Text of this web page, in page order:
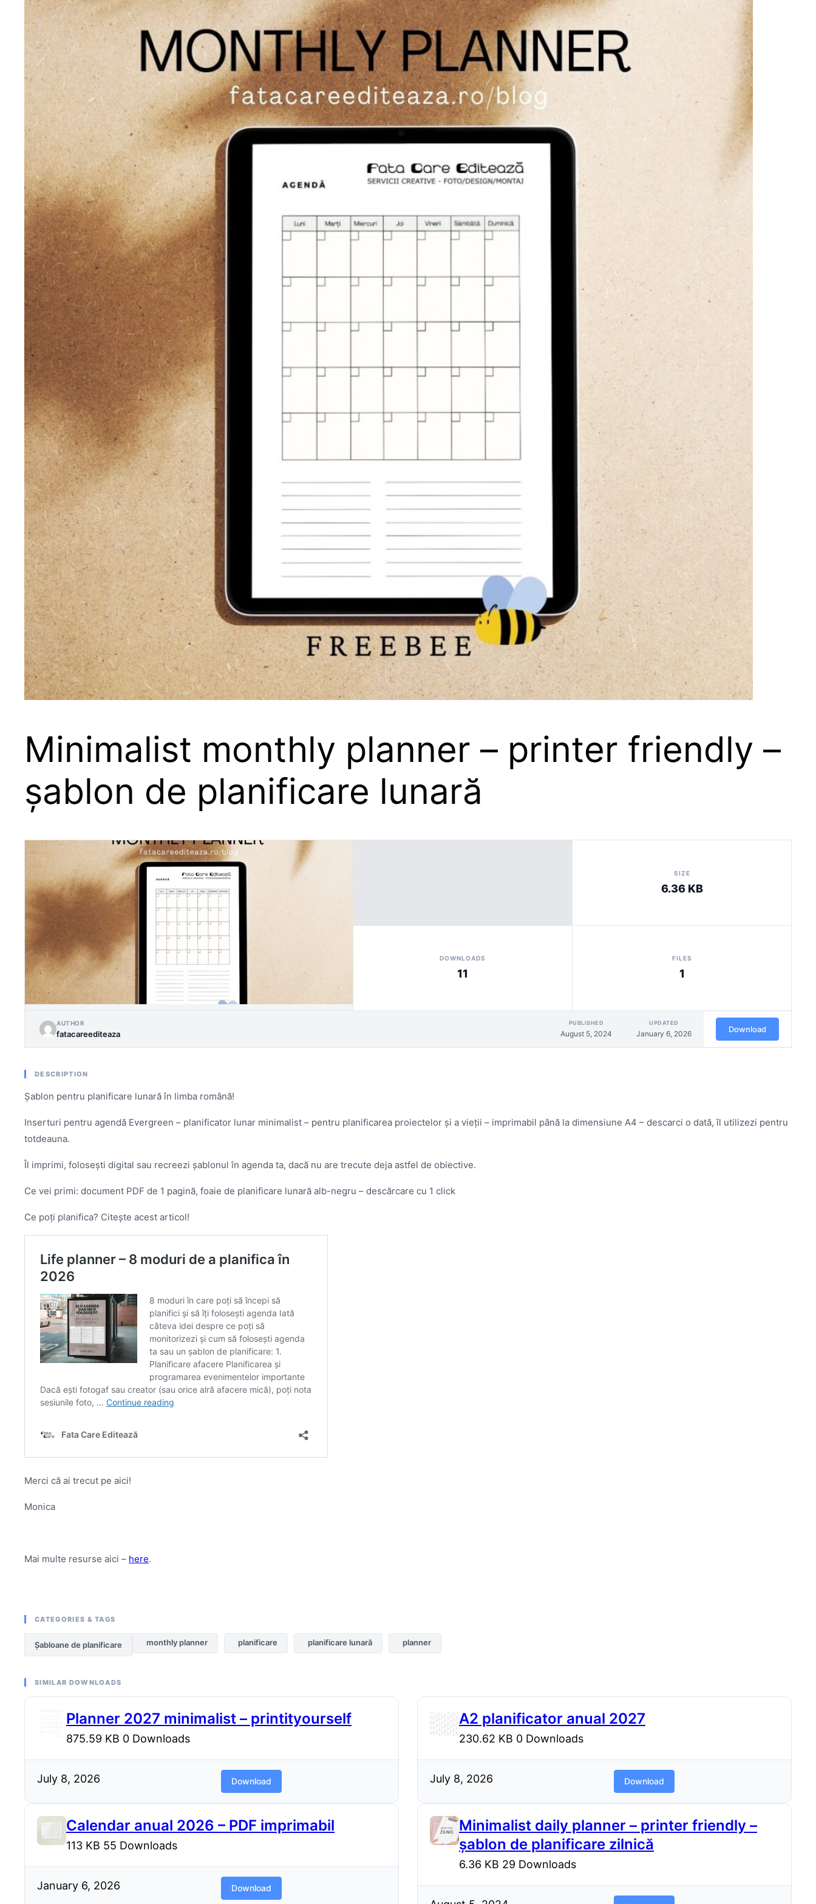
Minimalist monthly planner – printer friendly –
șablon de planificare lunară
SIZE
6.36 KB
DOWNLOADS
11
FILES
1
AUTHOR
fatacareediteaza
PUBLISHED
August 5, 2024
UPDATED
January 6, 2026 Download
DESCRIPTION
Șablon pentru planificare lunară în limba română!
Inserturi pentru agendă Evergreen – planificator lunar minimalist – pentru planificarea proiectelor și a vieții – imprimabil până la dimensiune A4 – descarci o dată, îl utilizezi pentru
totdeauna.
Îl imprimi, folosești digital sau recreezi șablonul în agenda ta, dacă nu are trecute deja astfel de obiective.
Ce vei primi: document PDF de 1 pagină, foaie de planificare lunară alb-negru – descărcare cu 1 click
Ce poți planifica? Citește acest articol!
Merci că ai trecut pe aici!
Monica
Mai multe resurse aici – here.
CATEGORIES & TAGS
Șabloane de planificare monthly planner planificare planificare lunară planner
SIMILAR DOWNLOADS
Planner 2027 minimalist – printityourself
875.59 KB 0 Downloads
July 8, 2026 Download
A2 planificator anual 2027
230.62 KB 0 Downloads
July 8, 2026 Download
Calendar anual 2026 – PDF imprimabil
113 KB 55 Downloads
January 6, 2026 Download
Minimalist daily planner – printer friendly –
șablon de planificare zilnică
6.36 KB 29 Downloads